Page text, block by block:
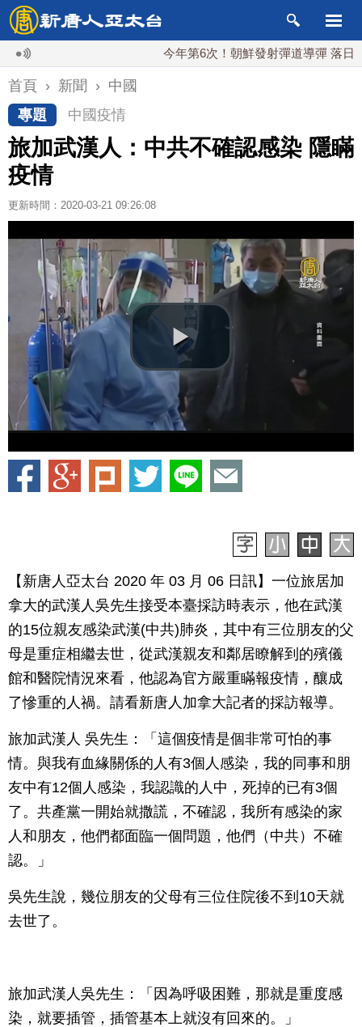
今年第6次！朝鮮發射彈道導彈 落日本EEZ
首頁 › 新聞 › 中國
專題
中國疫情
旅加武漢人：中共不確認感染 隱瞞
疫情
更新時間：2020-03-21 09:26:08
【新唐人亞太台 2020 年 03 月 06 日訊】一位旅居加
拿大的武漢人吳先生接受本臺採訪時表示，他在武漢
的15位親友感染武漢(中共)肺炎，其中有三位朋友的父
母是重症相繼去世，從武漢親友和鄰居瞭解到的殯儀
館和醫院情況來看，他認為官方嚴重瞞報疫情，釀成
了慘重的人禍。請看新唐人加拿大記者的採訪報導。
旅加武漢人 吳先生：「這個疫情是個非常可怕的事
情。與我有血緣關係的人有3個人感染，我的同事和朋
友中有12個人感染，我認識的人中，死掉的已有3個
了。共產黨一開始就撒謊，不確認，我所有感染的家
人和朋友，他們都面臨一個問題，他們（中共）不確
認。」
吳先生說，幾位朋友的父母有三位住院後不到10天就
去世了。
旅加武漢人吳先生：「因為呼吸困難，那就是重度感
染，就要插管，插管基本上就沒有回來的。」